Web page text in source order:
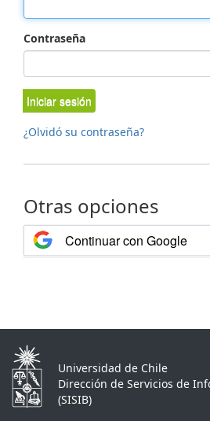
Contraseña
Iniciar sesión
¿Olvidó su contraseña?
Otras opciones
Continuar con Google
Universidad de Chile
Dirección de Servicios de
(SISIB)